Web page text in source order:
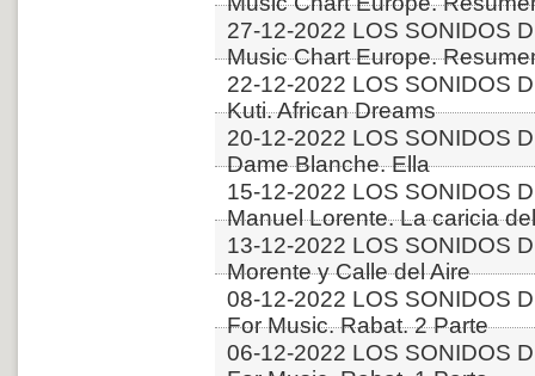
27-12-2022 LOS SONIDOS
Music Chart Europe.
22-12-2022 LOS SONIDOS
Kuti. African Dreams
20-12-2022 LOS SONIDOS
Dame Blanche. Ella
15-12-2022 LOS SONIDOS
Manuel Lorente. La caricia
13-12-2022 LOS SONIDOS
Morente y Calle del Aire
08-12-2022 LOS SONIDOS
For Music. Rabat. 2 Parte
06-12-2022 LOS SONIDOS